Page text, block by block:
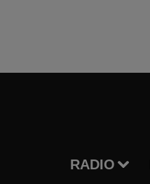
RADIO